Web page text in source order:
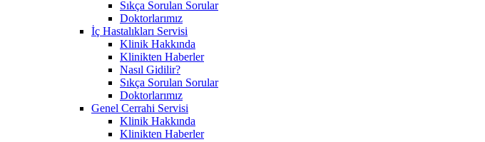
Sıkça Sorulan Sorular
Doktorlarımız
İç Hastalıkları Servisi
Klinik Hakkında
Klinikten Haberler
Nasıl Gidilir?
Sıkça Sorulan Sorular
Doktorlarımız
Genel Cerrahi Servisi
Klinik Hakkında
Klinikten Haberler